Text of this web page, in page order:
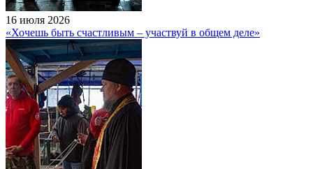
16 июля 2026
«Хочешь быть счастливым – участвуй в общем деле»